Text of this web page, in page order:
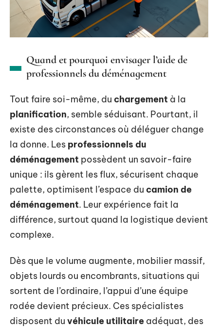
Quand et pourquoi envisager l’aide de
professionnels du déménagement
Tout faire soi-même, du chargement à la
planification, semble séduisant. Pourtant, il
existe des circonstances où déléguer change
la donne. Les professionnels du
déménagement possèdent un savoir-faire
unique : ils gèrent les flux, sécurisent chaque
palette, optimisent l’espace du camion de
déménagement. Leur expérience fait la
différence, surtout quand la logistique devient
complexe.
Dès que le volume augmente, mobilier massif,
objets lourds ou encombrants, situations qui
sortent de l’ordinaire, l’appui d’une équipe
rodée devient précieux. Ces spécialistes
disposent du véhicule utilitaire adéquat, des